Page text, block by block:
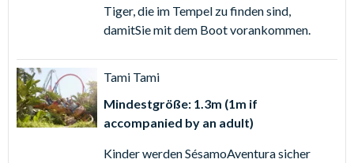
Tiger, die im Tempel zu finden sind,
damitSie mit dem Boot vorankommen.
Tami Tami
Mindestgröße: 1.3m (1m if
accompanied by an adult)
Kinder werden SésamoAventura sicher